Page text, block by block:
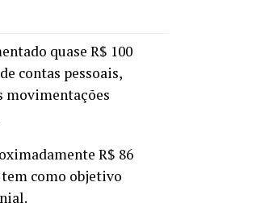
quase R$ 100
contas pessoais,
movimentações
R$ 86
como objetivo